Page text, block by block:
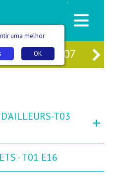
/
06 SEX 07
T03
+
- T01 E16
uma melhor
OK